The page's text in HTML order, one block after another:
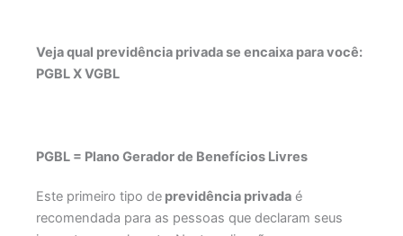
Veja qual previdência privada se encaixa para você:
PGBL X VGBL
PGBL = Plano Gerador de Benefícios Livres
Este primeiro tipo deprevidência privadaé
recomendada para as pessoas que declaram seus